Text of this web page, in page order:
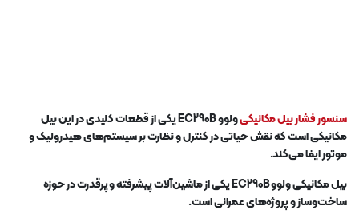
سنسور فشار بیل مکانیکی
ولوو EC290B یکی از قطعات کلیدی در این بیل
مکانیکی است که نقش حیاتی در کنترل و نظارت بر سیستم‌های هیدرولیک و
موتور ایفا می‌کند.
بیل مکانیکی ولوو EC290B یکی از ماشین‌آلات پیشرفته و پرقدرت در حوزه
ساخت‌وساز و پروژه‌های عمرانی است.